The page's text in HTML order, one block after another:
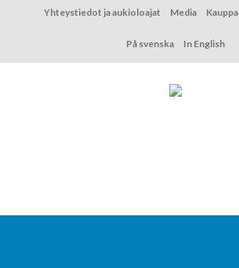
Yhteystiedot ja aukioloajat Media Kauppa
På svenska In English